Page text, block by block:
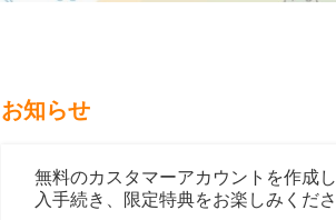
お知らせ
無料のカスタマーアカウントを作成
入手続き、限定特典をお楽しみくださ